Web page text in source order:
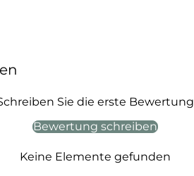
Sie die erste Bewertung
Bewertung schreiben
Keine Elemente gefunden